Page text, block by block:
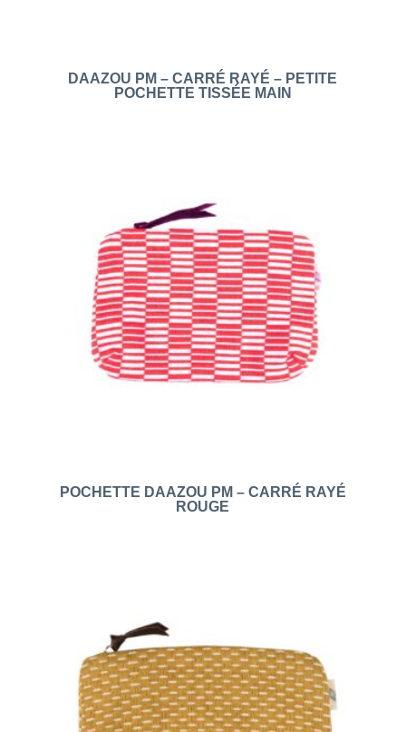
DAAZOU PM – CARRÉ RAYÉ – PETITE
POCHETTE TISSÉE MAIN
POCHETTE DAAZOU PM – CARRÉ RAYÉ
ROUGE